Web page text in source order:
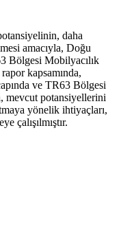
daha
amacıyla, Doğu
Bölgesi Mobilyacılık
kapsamında,
ve TR63 Bölgesi
mevcut potansiyellerini
yönelik ihtiyaçları,
çalışılmıştır.